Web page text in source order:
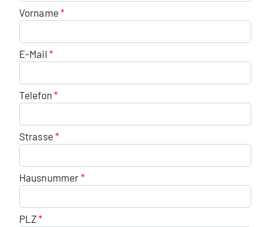
Vorname
E-Mail
Telefon
Strasse
Hausnummer
PLZ